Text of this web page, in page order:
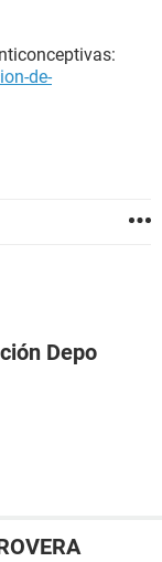
de-
Depo